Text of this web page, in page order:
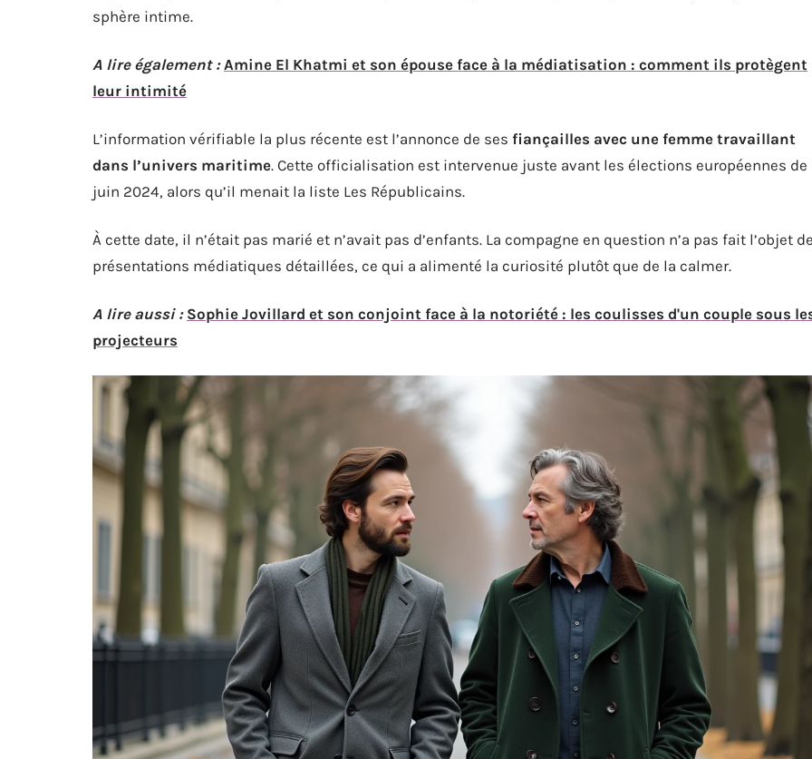
sphère intime.
A lire également : Amine El Khatmi et son épouse face à la médiatisation : comment ils protègent
leur intimité
L’information vérifiable la plus récente est l’annonce de ses fiançailles avec une femme travaillant
dans l’univers maritime. Cette officialisation est intervenue juste avant les élections européennes de
juin 2024, alors qu’il menait la liste Les Républicains.
À cette date, il n’était pas marié et n’avait pas d’enfants. La compagne en question n’a pas fait l’objet
présentations médiatiques détaillées, ce qui a alimenté la curiosité plutôt que de la calmer.
A lire aussi : Sophie Jovillard et son conjoint face à la notoriété : les coulisses d'un couple sous
projecteurs